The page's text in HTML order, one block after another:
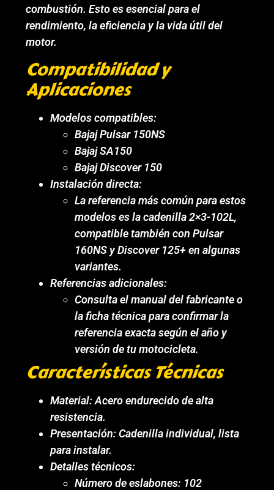
combustión. Esto es esencial para el
rendimiento, la eficiencia y la vida útil del
motor.
Compatibilidad y
Aplicaciones
Modelos compatibles:
Bajaj Pulsar 150NS
Bajaj SA150
Bajaj Discover 150
Instalación directa:
La referencia más común para estos
modelos es la cadenilla 2×3-102L,
compatible también con Pulsar
160NS y Discover 125+ en algunas
variantes.
Referencias adicionales:
Consulta el manual del fabricante o
la ficha técnica para confirmar la
referencia exacta según el año y
versión de tu motocicleta.
Características Técnicas
Material: Acero endurecido de alta
resistencia.
Presentación: Cadenilla individual, lista
para instalar.
Detalles técnicos:
Número de eslabones: 102